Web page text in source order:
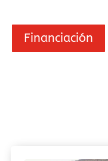
Financiación